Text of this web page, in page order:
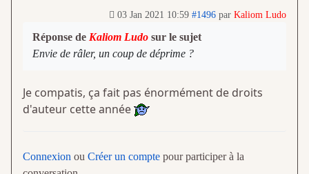
03 Jan 2021 10:59 #1496 par Kaliom Ludo
Réponse de Kaliom Ludo sur le sujet
Envie de râler, un coup de déprime ?
Je compatis, ça fait pas énormément de droits
d'auteur cette année
Connexion ou Créer un compte pour participer à la